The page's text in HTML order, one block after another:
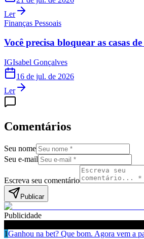
Ler
Finanças Pessoais
Você precisa bloquear as casas
IGIsabel Gonçalves
16 de jul. de 2026
Ler
Comentários
Seu nome
Seu e-mail
Escreva seu comentário
Publicar
Publicidade
1Ganhou na bet? Que bom. Agora vem a